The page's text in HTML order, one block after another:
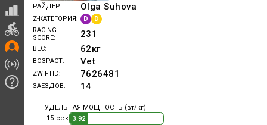
РАЙДЕР Olga Suhova
Z-КАТЕГОРИЯ D
D
RACING
SCORE
231
ВЕС 62кг
ВОЗРАСТ Vet
ZWIFTID 7626481
ЗАЕЗДОВ 14
УДЕЛЬНАЯ МОЩНОСТЬ (вт/кг)
15 сек 3.92